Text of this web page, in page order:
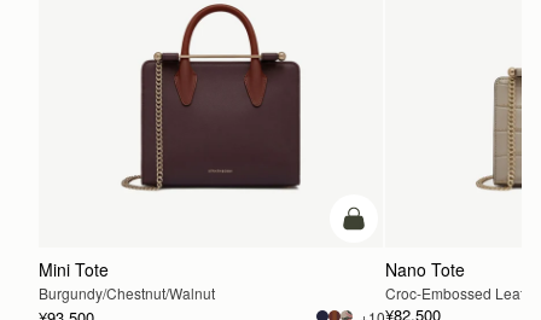
カートに追加
Mini Tote
Burgundy/Chestnut/Walnut
Nano Tote
Croc-Embossed
¥82,500